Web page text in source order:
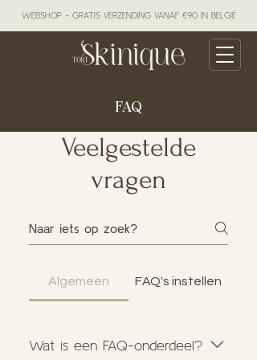
WEBSHOP - GRATIS VERZENDING VANAF €90 IN BELGIË
FAQ
Veelgestelde
vragen
Algemeen FAQ's instellen
Wat is een FAQ-onderdeel?